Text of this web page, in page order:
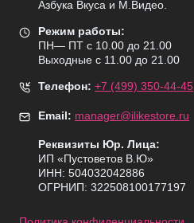
Азбука Вкуса и М.Видео.
Режим работы:
ПН— ПТ с 10.00 до 21.00
Выходные с 11.00 до 21.00
Телефон: +7 (499) 350-44-45
Email: manager@ilikestore.ru
Реквизиты Юр. Лица:
ИП «Пуcтоветов В.Ю»
ИНН: 504032042886
ОГРНИП: 322508100177197